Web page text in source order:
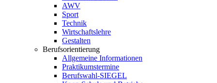
AWV
Sport
Technik
Wirtschaftslehre
Gestalten
Berufsorientierung
Allgemeine Informationen
Praktikumstermine
Berufswahl-SIEGEL